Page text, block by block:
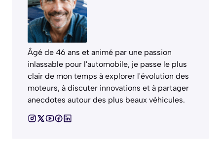
Âgé de 46 ans et animé par une passion
inlassable pour l'automobile, je passe le plus
clair de mon temps à explorer l'évolution des
moteurs, à discuter innovations et à partager
anecdotes autour des plus beaux véhicules.